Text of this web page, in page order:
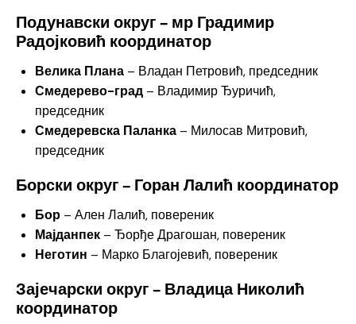
Подунавски округ – мр Градимир
Радојковић координатор
Велика Плана – Владан Петровић, председник
Смедерево-град – Владимир Ђуричић,
председник
Смедеревска Паланка – Милосав Митровић,
председник
Борски округ – Горан Лалић координатор
Бор – Ален Лалић, повереник
Мајданпек – Ђорђе Драгошан, повереник
Неготин – Марко Благојевић, повереник
Зајечарски округ – Владица Николић
координатор